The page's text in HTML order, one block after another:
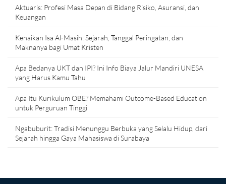
Aktuaris: Profesi Masa Depan di Bidang Risiko, Asuransi, dan
Keuangan
Kenaikan Isa Al-Masih: Sejarah, Tanggal Peringatan, dan
Maknanya bagi Umat Kristen
Apa Bedanya UKT dan IPI? Ini Info Biaya Jalur Mandiri UNESA
yang Harus Kamu Tahu
Apa Itu Kurikulum OBE? Memahami Outcome-Based Education
untuk Perguruan Tinggi
Ngabuburit: Tradisi Menunggu Berbuka yang Selalu Hidup, dari
Sejarah hingga Gaya Mahasiswa di Surabaya